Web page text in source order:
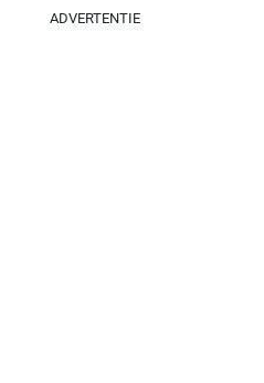
ADVERTENTIE